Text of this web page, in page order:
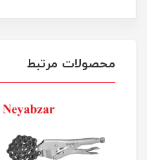
محصولات مرتبط